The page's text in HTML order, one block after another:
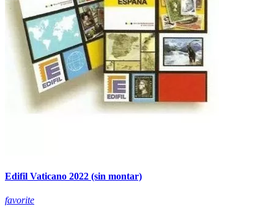
Edifil Vaticano 2022 (sin montar)
favorite